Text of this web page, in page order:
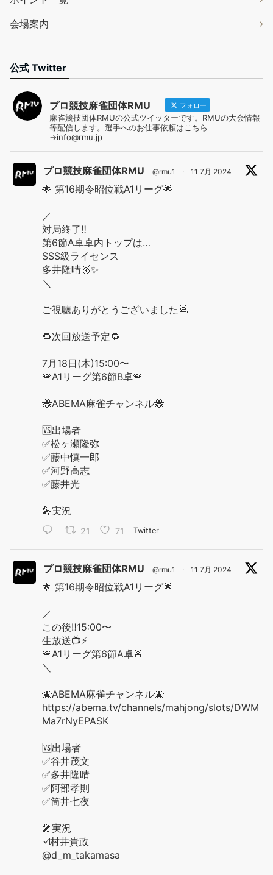
会場案内
公式 Twitter
プロ競技麻雀団体RMU フォロー
麻雀競技団体RMUの公式ツイッターです。RMUの大会情報
等配信します。選手へのお仕事依頼はこちら
→info@rmu.jp
プロ競技麻雀団体RMU @rmu1 · 11 7月 2024
🌟 第16期令昭位戦A1リーグ🌟
／
対局終了‼️
第6節A卓卓内トップは…
SSS級ライセンス
多井隆晴🥇✨
＼
ご視聴ありがとうございました🙇
🔁次回放送予定🔁
7月18日(木)15:00〜
🚨A1リーグ第6節B卓🚨
🐝ABEMA麻雀チャンネル🐝
🆚出場者
✅松ヶ瀬隆弥
✅藤中慎一郎
✅河野高志
✅藤井光
🎤実況
21 71 Twitter
プロ競技麻雀団体RMU @rmu1 · 11 7月 2024
🌟 第16期令昭位戦A1リーグ🌟
／
この後‼️15:00〜
生放送📺⚡️
🚨A1リーグ第6節A卓🚨
＼
🐝ABEMA麻雀チャンネル🐝
https://abema.tv/channels/mahjong/slots/DWM
Ma7rNyEPASK
🆚出場者
✅谷井茂文
✅多井隆晴
✅阿部孝則
✅筒井七夜
🎤実況
☑️村井貴政
@d_m_takamasa